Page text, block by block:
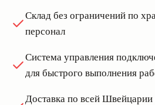
Склад без ограничений по
персонал
Система управления
для быстрого выполнения
Доставка по всей